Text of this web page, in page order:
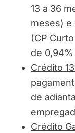
13 a 36
meses) e
(CP
de
Crédito
de
Crédito